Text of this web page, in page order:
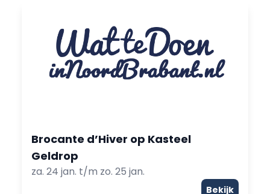
Brocante d’Hiver op Kasteel
Geldrop
za. 24 jan. t/m zo. 25 jan.
Bekijk